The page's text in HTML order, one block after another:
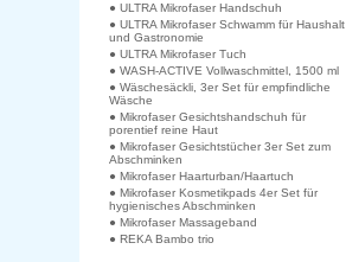
● ULTRA Mikrofaser Handschuh
● ULTRA Mikrofaser Schwamm für Haushalt
und Gastronomie
● ULTRA Mikrofaser Tuch
● WASH-ACTIVE Vollwaschmittel, 1500 ml
● Wäschesäckli, 3er Set für empfindliche
Wäsche
● Mikrofaser Gesichtshandschuh für
porentief reine Haut
● Mikrofaser Gesichtstücher 3er Set zum
Abschminken
● Mikrofaser Haarturban/Haartuch
● Mikrofaser Kosmetikpads 4er Set für
hygienisches Abschminken
● Mikrofaser Massageband
● REKA Bambo trio